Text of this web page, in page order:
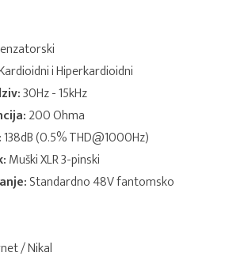
i Hiperkardioidni
30Hz - 15kHz
200 Ohma
138dB (0.5% THD@1000Hz)
Muški XLR 3-pinski
Standardno 48V fantomsko
/ Nikal